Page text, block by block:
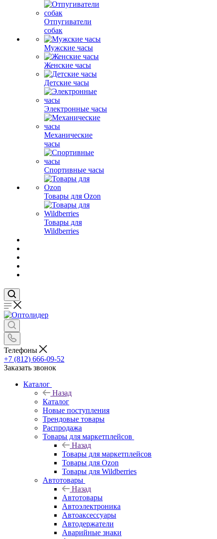
Отпугиватели
собак
Мужские часы
Женские часы
Детские часы
Электронные часы
Механические
часы
Спортивные часы
Товары для Ozon
Товары для
Wildberries
Телефоны
+7 (812) 666-09-52
Заказать звонок
Каталог
Назад
Каталог
Новые поступления
Трендовые товары
Распродажа
Товары для маркетплейсов
Назад
Товары для маркетплейсов
Товары для Ozon
Товары для Wildberries
Автотовары
Назад
Автотовары
Автоэлектроника
Автоаксессуары
Автодержатели
Аварийные знаки